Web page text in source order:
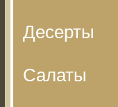
Десерты
Салаты